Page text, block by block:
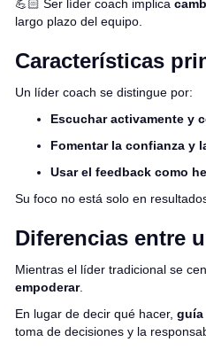
💪🏻 Ser líder coach implica
largo plazo del equipo.
Características
Un líder coach se distingue por:
Escuchar activamente y
Fomentar la confianza y
Usar el feedback como
Su foco no está solo en
Diferencias entre
Mientras el líder tradicional se
empoderar.
En lugar de decir qué hacer, guía
toma de decisiones y la